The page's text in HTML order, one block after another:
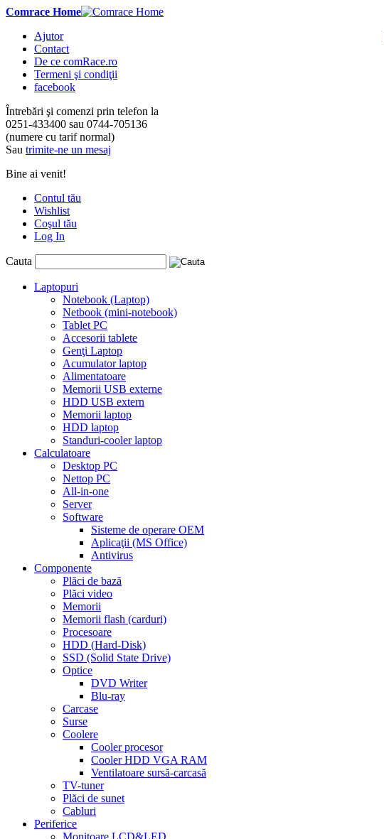
Comrace Home
Ajutor
Contact
De ce comRace.ro
Termeni şi condiţii
facebook
Întrebări şi comenzi prin telefon la
0251-433400 sau 0744-705136
(numere cu tarif normal)
Sau trimite-ne un mesaj
Bine ai venit!
Contul tău
Wishlist
Coşul tău
Log In
Cauta
Laptopuri
Notebook (Laptop)
Netbook (mini-notebook)
Tablet PC
Accesorii tablete
Genţi Laptop
Acumulator laptop
Alimentatoare
Memorii USB externe
HDD USB extern
Memorii laptop
HDD laptop
Standuri-cooler laptop
Calculatoare
Desktop PC
Nettop PC
All-in-one
Server
Software
Sisteme de operare OEM
Aplicaţii (MS Office)
Antivirus
Componente
Plăci de bază
Plăci video
Memorii
Memorii flash (carduri)
Procesoare
HDD (Hard-Disk)
SSD (Solid State Drive)
Optice
DVD Writer
Blu-ray
Carcase
Surse
Coolere
Cooler procesor
Cooler HDD VGA RAM
Ventilatoare sursă-carcasă
TV-tuner
Plăci de sunet
Cabluri
Periferice
Monitoare LCD&LED